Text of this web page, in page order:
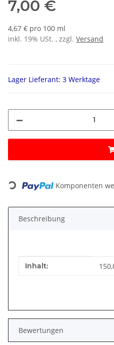
7,00 €
4,67 € pro 100 ml
inkl. 19% USt. , zzgl. Versand
Lager Lieferant: 3 Werktage
Komponenten
Beschreibung
Produkteigenschaft
Wert
Inhalt:
Bewertungen